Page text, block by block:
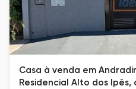
Casa à venda em
Residencial Alto dos Ipês,